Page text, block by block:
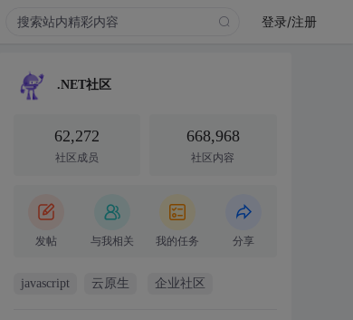
登录/注册
.NET社区
62,272
社区成员
668,968
社区内容
发帖 与我相关 我的任务 分享
javascript 云原生 企业社区